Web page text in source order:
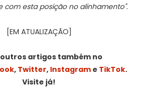
com esta posição no alinhamento".
[EM ATUALIZAÇÃO]
outros artigos também no
, Twitter, Instagrame TikTok.
Visite já!